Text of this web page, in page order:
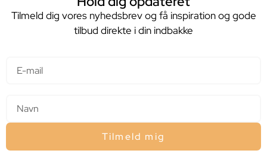
Tilmeld dig vores nyhedsbrev og få inspiration og gode
tilbud direkte i din indbakke
Tilmeld mig